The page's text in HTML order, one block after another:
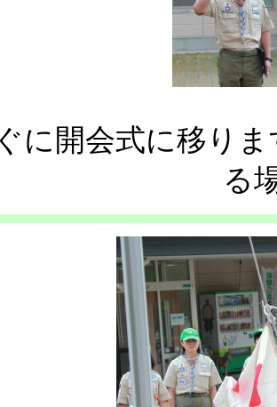
に開会式に移り
る